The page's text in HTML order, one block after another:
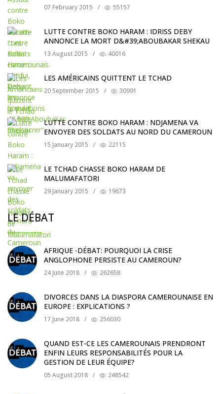
07 February 2015 / 55157
LUTTE CONTRE BOKO HARAM : IDRISS DEBY
ANNONCE LA MORT D&#39;ABOUBAKAR SHEKAU
13 August 2015 / 40016
LES AMÉRICAINS QUITTENT LE TCHAD
20 September 2015 / 30991
LUTTE CONTRE BOKO HARAM : NDJAMENA VA
ENVOYER DES SOLDATS AU NORD DU CAMEROUN
15 January 2015 / 22115
LE TCHAD CHASSE BOKO HARAM DE
MALUMAFATORI
29 January 2015 / 19673
LE DÉBAT
AFRIQUE -DÉBAT: POURQUOI LA CRISE
ANGLOPHONE PERSISTE AU CAMEROUN?
24 June 2018 / 262658
DIVORCES DANS LA DIASPORA CAMEROUNAISE EN
EUROPE : EXPLICATIONS ?
17 June 2018 / 256030
QUAND EST-CE LES CAMEROUNAIS PRENDRONT
ENFIN LEURS RESPONSABILITÉS POUR LA
GESTION DE LEUR ÉQUIPE?
05 August 2018 / 248542